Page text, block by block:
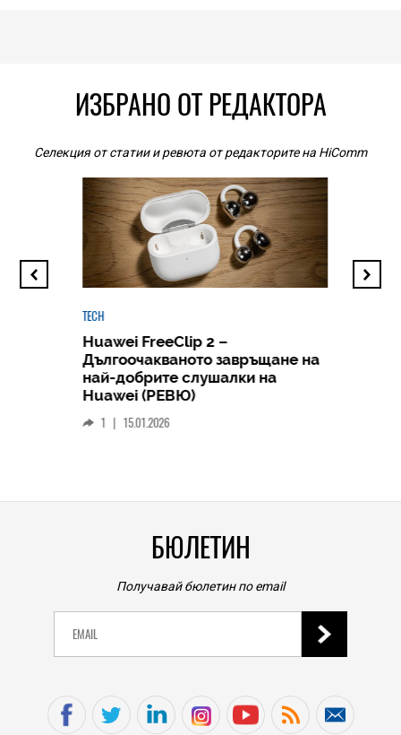
ИЗБРАНО ОТ РЕДАКТОРА
Селекция от статии и ревюта от редакторите на HiComm
TECH
Huawei FreeClip 2 –
Дългоочакваното завръщане на
най-добрите слушалки на
Huawei (РЕВЮ)
1 15.01.2026
БЮЛЕТИН
Получавай бюлетин по email